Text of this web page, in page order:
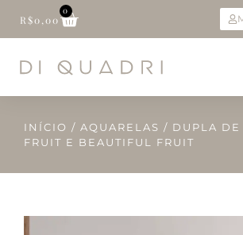
R$0,00
0
INÍCIO / AQUARELAS / DUPLA DE
FRUIT E BEAUTIFUL FRUIT